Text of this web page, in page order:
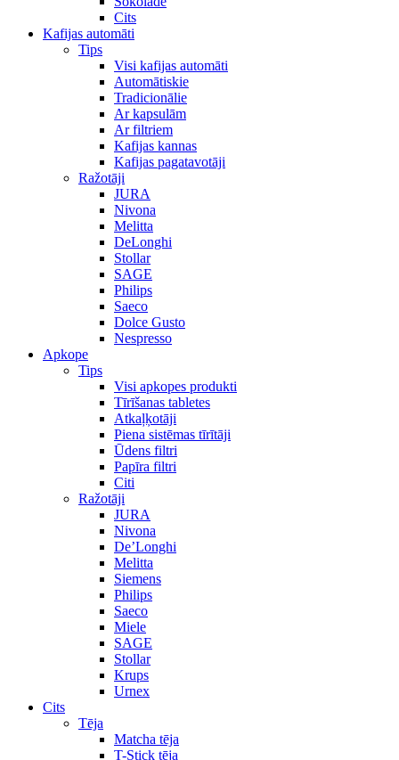
Cits
Kafijas automāti
Tips
Visi kafijas automāti
Automātiskie
Tradicionālie
Ar kapsulām
Ar filtriem
Kafijas kannas
Kafijas pagatavotāji
Ražotāji
JURA
Nivona
Melitta
DeLonghi
Stollar
SAGE
Philips
Saeco
Dolce Gusto
Nespresso
Apkope
Tips
Visi apkopes produkti
Tīrīšanas tabletes
Atkaļķotāji
Piena sistēmas tīrītāji
Ūdens filtri
Papīra filtri
Citi
Ražotāji
JURA
Nivona
De’Longhi
Melitta
Siemens
Philips
Saeco
Miele
SAGE
Stollar
Krups
Urnex
Cits
Tēja
Matcha tēja
T-Stick tēja